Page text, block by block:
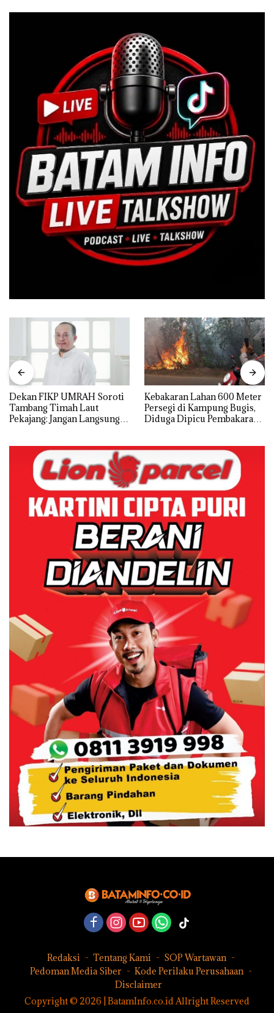
Dekan FIKP UMRAH Soroti
Tambang Timah Laut
Pekajang: Jangan Langsung
Lingkungannya
Kebakaran Lahan 600 Meter
Persegi di Kampung Bugis,
Diduga Dipicu Pembakaran
Redaksi Tentang Kami
SOP Wartawan
Pedoman Media Siber
Kode Perilaku Perusahaan
Disclaimer
Copyright © 2026 | BatamInfo.co.id Allright Reserved